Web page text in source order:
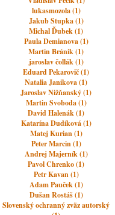
lukasmozola (1)
Jakub Stupka (1)
Michal Ďubek (1)
Paula Demianova (1)
Martin Bránik (1)
jaroslav čollák (1)
Eduard Pekarovič (1)
Natalia Janikova (1)
Jaroslav Nižňanský (1)
Martin Svoboda (1)
David Halenák (1)
Katarína Dudíková (1)
Matej Kurian (1)
Peter Marcin (1)
Andrej Majerník (1)
Pavol Chrenko (1)
Petr Kavan (1)
Adam Pauček (1)
Dušan Rostáš (1)
Slovenský ochranný zväz autorský